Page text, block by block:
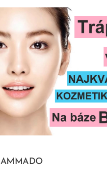
AMMADO